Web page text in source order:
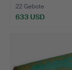
22 Gebote
633 USD